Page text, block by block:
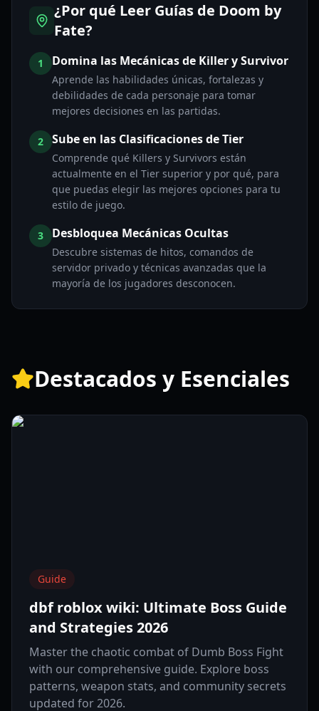
¿Por qué Leer Guías de Doom by
Fate?
1 Domina las Mecánicas de Killer y Survivor
Aprende las habilidades únicas, fortalezas y
debilidades de cada personaje para tomar
mejores decisiones en las partidas.
2 Sube en las Clasificaciones de Tier
Comprende qué Killers y Survivors están
actualmente en el Tier superior y por qué, para
que puedas elegir las mejores opciones para tu
estilo de juego.
3 Desbloquea Mecánicas Ocultas
Descubre sistemas de hitos, comandos de
servidor privado y técnicas avanzadas que la
mayoría de los jugadores desconocen.
Destacados y Esenciales
Guide
dbf roblox wiki: Ultimate Boss Guide
and Strategies 2026
Master the chaotic combat of Dumb Boss Fight
with our comprehensive guide. Explore boss
patterns, weapon stats, and community secrets
updated for 2026.